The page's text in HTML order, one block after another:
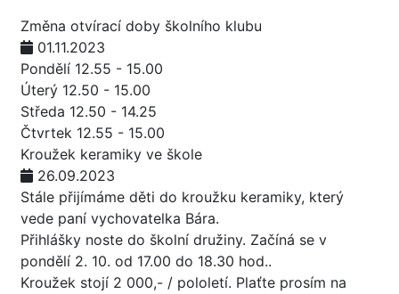
Změna otvírací doby školního klubu
01.11.2023
Pondělí 12.55 - 15.00
Úterý 12.50 - 15.00
Středa 12.50 - 14.25
Čtvrtek 12.55 - 15.00
Kroužek keramiky ve škole
26.09.2023
Stále přijímáme děti do kroužku keramiky, který
vede paní vychovatelka Bára.
Přihlášky noste do školní družiny. Začíná se v
pondělí 2. 10. od 17.00 do 18.30 hod..
Kroužek stojí 2 000,- / pololetí. Plaťte prosím na